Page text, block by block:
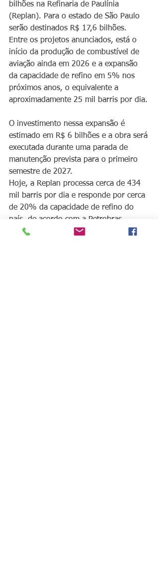
bilhões na Refinaria de Paulínia
(Replan). Para o estado de São Paulo
serão destinados R$ 17,6 bilhões.
Entre os projetos anunciados, está o
início da produção de combustível de
aviação ainda em 2026 e a expansão
da capacidade de refino em 5% nos
próximos anos, o equivalente a
aproximadamente 25 mil barris por dia.
O investimento nessa expansão é
estimado em R$ 6 bilhões e a obra será
executada durante uma parada de
manutenção prevista para o primeiro
semestre de 2027.
Hoje, a Replan processa cerca de 434
mil barris por dia e responde por cerca
de 20% da capacidade de refino do
país, de acordo com a Petrobras.